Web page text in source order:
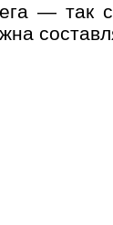
— так